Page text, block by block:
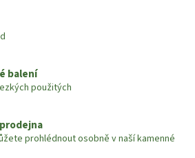
balení
použitých
prohlédnout osobně v naší kamenné